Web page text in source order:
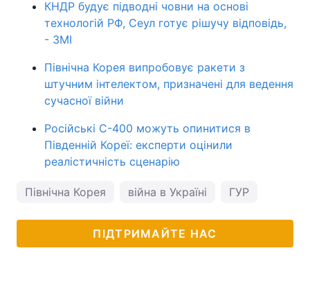
КНДР будує підводні човни на основі
технологій РФ, Сеул готує рішучу відповідь,
- ЗМІ
Північна Корея випробовує ракети з
штучним інтелектом, призначені для ведення
сучасної війни
Російські С-400 можуть опинитися в
Південній Кореї: експерти оцінили
реалістичність сценарію
Північна Корея війна в Україні ГУР
ПІДТРИМАЙТЕ НАС